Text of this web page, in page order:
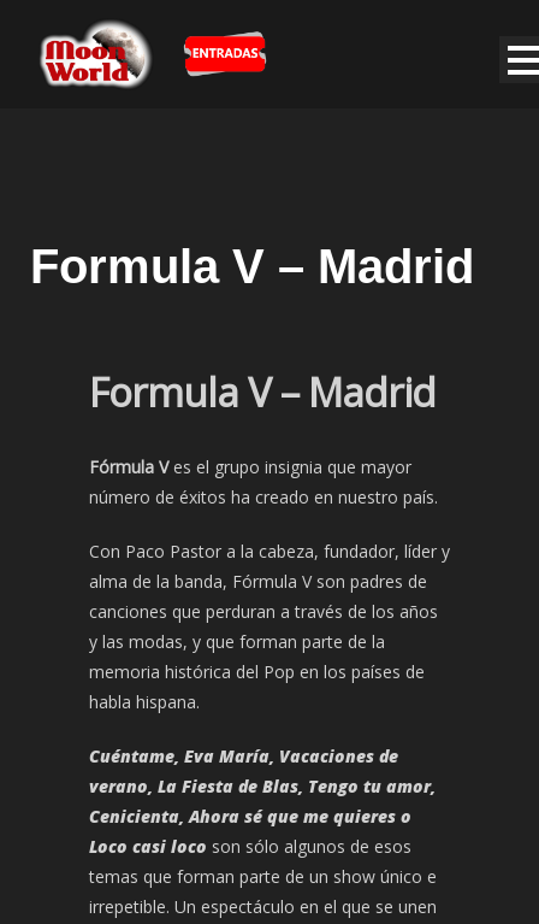
Formula V – Madrid
Formula V – Madrid
Fórmula Ves el grupo insignia que mayor
número de éxitos ha creado en nuestro país.
Con Paco Pastor a la cabeza, fundador, líder y
alma de la banda, Fórmula V son padres de
canciones que perduran a través de los años
y las modas, y que forman parte de la
memoria histórica del Pop en los países de
habla hispana.
Cuéntame, Eva María, Vacaciones de
verano, La Fiesta de Blas, Tengo tu amor,
Cenicienta, Ahora sé que me quieres o
Loco casi loco son sólo algunos de esos
temas que forman parte de un show único e
irrepetible. Un espectáculo en el que se unen